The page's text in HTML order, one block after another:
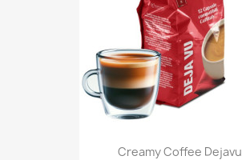
Creamy Coffee Dejavu